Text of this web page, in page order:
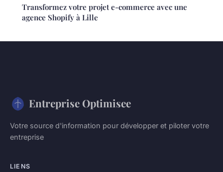
Transformez votre projet e-commerce avec une
agence Shopify à Lille
Entreprise Optimisee
Votre source d'information pour développer et piloter votre
entreprise
LIENS